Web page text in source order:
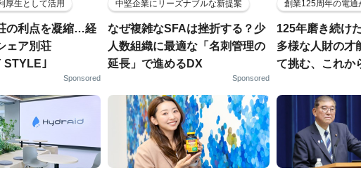
厚生として活用
の利点を凝縮…経
ェア別荘
STYLE｣
Sponsored
中堅企業にリーズナブルな新提案
なぜ複雑なSFAは挫折する？少
人数組織に最適な「名刺管理の
延長」で進めるDX
Sponsored
創業125周年の電通
125年磨き続け
多様な人財の才
て挑む、これか